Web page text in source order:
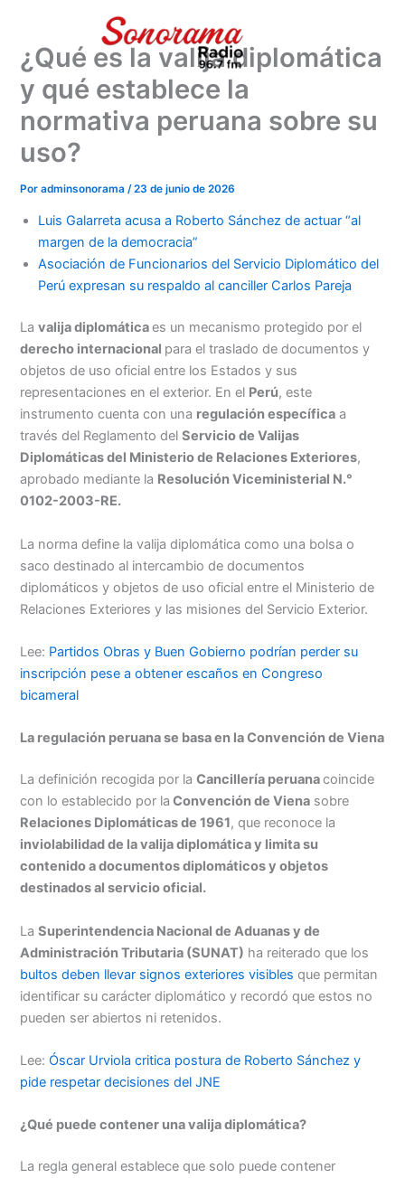
contenido
Menu
¿Qué es la valija diplomática
y qué establece la
normativa peruana sobre su
uso?
Poradminsonorama/23 de junio de 2026
Luis Galarreta acusa a Roberto Sánchez de actuar “al
margen de la democracia”
Asociación de Funcionarios del Servicio Diplomático del
Perú expresan su respaldo al canciller Carlos Pareja
Lavalija diplomáticaes un mecanismo protegido por el
derecho internacional para el traslado de documentos y
objetos de uso oficial entre los Estados y sus
representaciones en el exterior. En el Perú, este
instrumento cuenta con una regulación específica a
través del Reglamento delServicio de Valijas
Diplomáticas del Ministerio de Relaciones Exteriores,
aprobado mediante la Resolución Viceministerial N.°
0102-2003-RE.
La norma define la valija diplomática como una bolsa o
saco destinado al intercambio de documentos
diplomáticos y objetos de uso oficial entre el Ministerio de
Relaciones Exteriores y las misiones del Servicio Exterior.
Lee: Partidos Obras y Buen Gobierno podrían perder su
inscripción pese a obtener escaños en Congreso
bicameral
La regulación peruana se basa en la Convención de Viena
La definición recogida por laCancillería peruanacoincide
con lo establecido por la Convención de Viena sobre
Relaciones Diplomáticas de 1961, que reconoce la
inviolabilidad de la valija diplomática y limita su
contenido a documentos diplomáticos y objetos
destinados al servicio oficial.
LaSuperintendencia Nacional de Aduanas y de
Administración Tributaria (SUNAT) ha reiterado que los
bultos deben llevar signos exteriores visibles que permitan
identificar su carácter diplomático y recordó que estos no
pueden ser abiertos ni retenidos.
Lee:Óscar Urviola critica postura de Roberto Sánchez y
pide respetar decisiones del JNE
¿Qué puede contener una valija diplomática?
La regla general establece que solo puede contener